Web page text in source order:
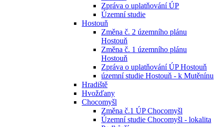
Zpráva o uplatňování ÚP
Územní studie
Hostouň
Změna č. 2 územního plánu
Hostouň
Změna č. 1 územního plánu
Hostouň
Zpráva o uplatňování ÚP Hostouň
územní studie Hostouň - k Mutěnínu
Hradiště
Hvožďany
Chocomyšl
Změna č.1 ÚP Chocomyšl
Územní studie Chocomyšl - lokalita